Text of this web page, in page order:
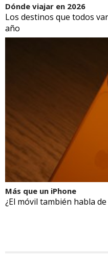
Dónde viajar en 2026
Los destinos que todos
año
Más que un iPhone
¿El móvil también habla de